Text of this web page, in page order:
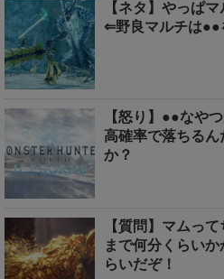
【ネタ】やっぱ
⇐野良マルチは●●
【怒り】●●なや
高確率で落ちる
か？
【質問】マムっ
まで何分くらい
らいだぞ！